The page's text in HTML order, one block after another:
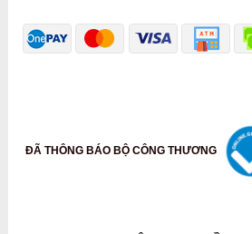
ĐÃ THÔNG BÁO BỘ CÔNG THƯƠNG